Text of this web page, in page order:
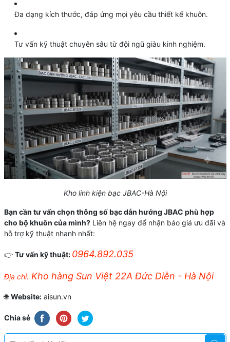
Đa dạng kích thước, đáp ứng mọi yêu cầu thiết kế khuôn.
Tư vấn kỹ thuật chuyên sâu từ đội ngũ giàu kinh nghiệm.
Kho linh kiện bạc JBAC-Hà Nội
Bạn cần tư vấn chọn thông số bạc dẫn hướng JBAC phù hợp
cho bộ khuôn của mình?Liên hệ ngay để nhận báo giá ưu đãi và
hỗ trợ kỹ thuật nhanh nhất:
👉 Tư vấn kỹ thuật: 0964.892.035
Địa chỉ:Kho hàng Sun Việt 22A Đức Diễn - Hà Nội
🌐Website: aisun.vn
Chia sẻ